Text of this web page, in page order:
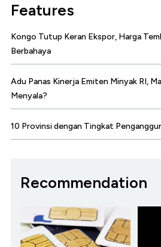
Features
Kongo Tutup Keran Ekspor, Harga
Berbahaya
Adu Panas Kinerja Emiten Minyak RI,
Menyala?
10 Provinsi dengan Tingkat
Recommendation